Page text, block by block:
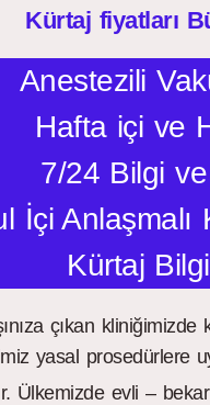
Kürtaj fiyatları
Anestezili
Hafta içi ve
7/24 Bilgi
İçi
Kürtaj
çıkan
yasal prosedürlere
Ülkemizde evli –